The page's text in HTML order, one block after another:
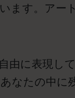
ます。アー
由に表現し
なたの中に